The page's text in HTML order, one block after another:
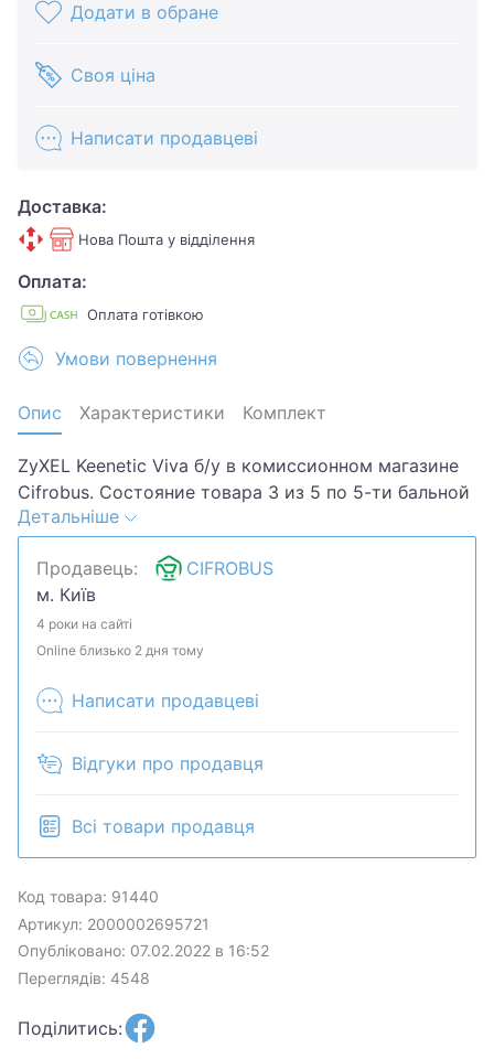
Додати в обране
Своя ціна
Написати продавцеві
Доставка:
Нова Пошта у відділення
Оплата:
Оплата готівкою
Умови повернення
Опис Характеристики Комплект
ZyXEL Keenetic Viva б/у в комиссионном магазине
Cifrobus. Состояние товара 3 из 5 по 5-ти бальной
системе. Примечание: царапины потертости блок
не родной.Хотите скидку? Давайте обсудим.
Предложите свою цену и мы посмотрим, что
сможем сделать.Уточняйте наличие и
комплектацию у менеджера. Товар может быть
продан в розничном магазине.
Детальніше
Продавець:
CIFROBUS
м. Київ
4 роки на сайті
Online близько 2 дня тому
Написати продавцеві
Відгуки про продавця
Всі товари продавця
Код товара: 91440
Артикул: 2000002695721
Опубліковано: 07.02.2022 в 16:52
Переглядів: 4548
Поділитись: